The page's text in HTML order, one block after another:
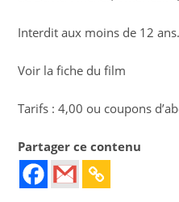
Interdit aux moins de 12 ans.
Voir la fiche du film
Tarifs : 4,00 ou coupons
Partager ce contenu